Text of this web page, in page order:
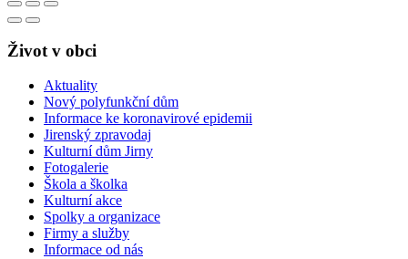
Život v obci
Aktuality
Nový polyfunkční dům
Informace ke koronavirové epidemii
Jirenský zpravodaj
Kulturní dům Jirny
Fotogalerie
Škola a školka
Kulturní akce
Spolky a organizace
Firmy a služby
Informace od nás